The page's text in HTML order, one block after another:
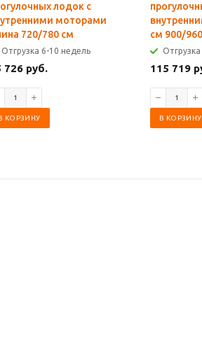
лодок с
моторами
720/780 см
Отгрузка 6-10 недель
726 руб.
КОРЗИНУ
см 900/960
115 719
В КОРЗИНУ